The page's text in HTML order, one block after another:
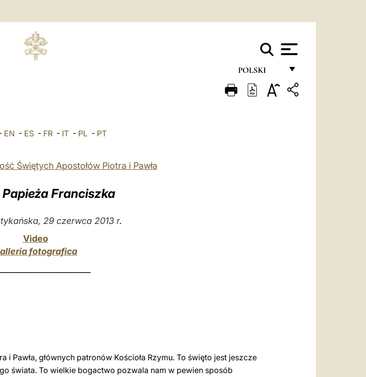
POLSKI
FRANÇAIS
EN - ES - FR - IT - PL - PT
Świętych Apostołów Piotra i Pawła
Franciszka
29 czerwca 2013 r.
Video
fotografica
Pawła, głównych patronów Kościoła Rzymu. To święto jest jeszcze
świata. To wielkie bogactwo pozwala nam w pewien sposób